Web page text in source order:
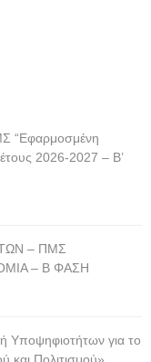
“Εφαρμοσμένη
2026-2027 – Β’
– ΠΜΣ
– Β ΦΑΣΗ
για το